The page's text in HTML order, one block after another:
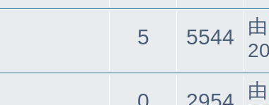
看
發
表
5回
5544 觀
看
最
後
發
由
最
由